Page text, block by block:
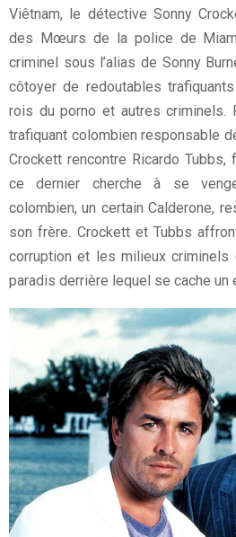
Viêtnam, le détective Sonny
des Mœurs de la police de
criminel sous l’alias de Sonny
côtoyer de redoutables
rois du porno et autres criminels.
trafiquant colombien responsable
Crockett rencontre Ricardo
ce dernier cherche à se
colombien, un certain Calderone,
son frère. Crockett et Tubbs
corruption et les milieux criminels
paradis derrière lequel se cache un